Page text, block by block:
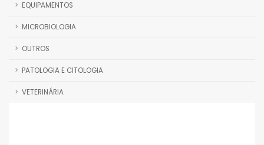
EQUIPAMENTOS
MICROBIOLOGIA
OUTROS
PATOLOGIA E CITOLOGIA
VETERINÁRIA